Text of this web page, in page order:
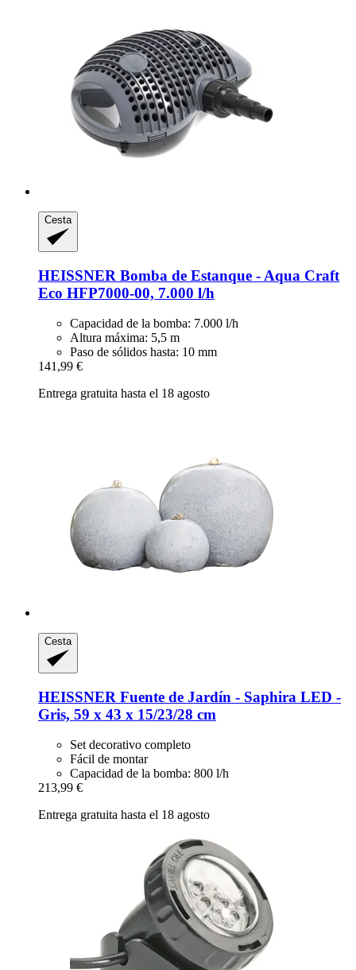
Cesta
HEISSNER Bomba de Estanque -​ Aqua Craft
Eco HFP7000-​00, 7.000 l/h
Capacidad de la bomba: 7.000 l/h
Altura máxima: 5,5 m
Paso de sólidos hasta: 10 mm
141,99 €
Entrega gratuita hasta el 18 agosto
Cesta
HEISSNER Fuente de Jardín -​ Saphira LED -​
Gris, 59 x 43 x 15/23/28 cm
Set decorativo completo
Fácil de montar
Capacidad de la bomba: 800 l/h
213,99 €
Entrega gratuita hasta el 18 agosto